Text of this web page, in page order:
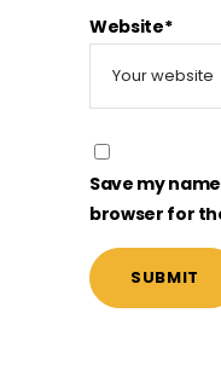
Website*
Save my
browser for